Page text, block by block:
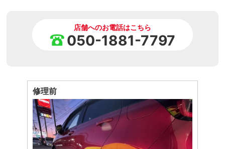
店舗へのお電話はこちら
050-1881-7797
修理前